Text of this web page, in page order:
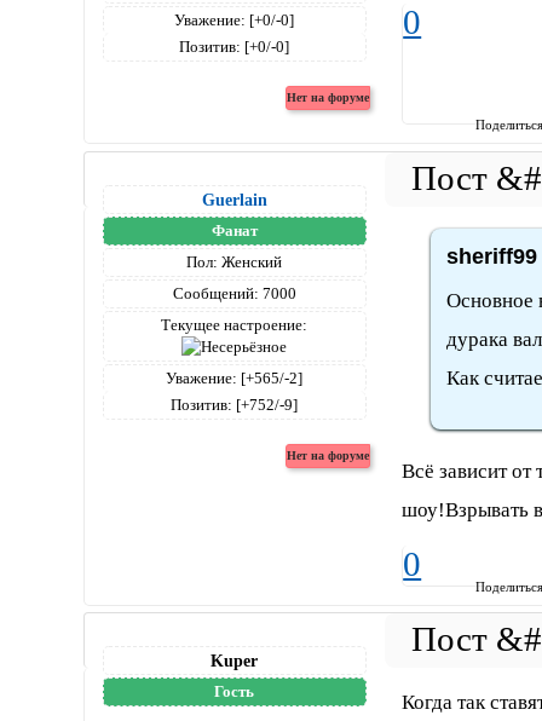
Уважение: [+0/-0]
Позитив: [+0/-0]
0
Guerlain
Фанат
Пол: Женский
Сообщений: 7000
Текущее настроение:
Уважение: [+565/-2]
Позитив: [+752/-9]
sheriff99
Основное
дурака
Как
Всё зависит от
шоу!Взрывать
0
Kuper
Гость
Когда так